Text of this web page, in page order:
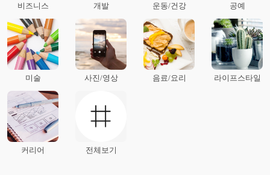
비즈니스 개발 운동/건강 공예
미술 사진/영상 음료/요리 라이프스타일
커리어 전체보기